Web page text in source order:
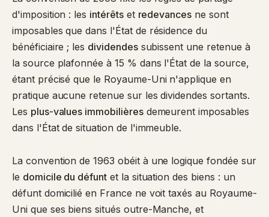
d'imposition : les intérêtset redevances ne sont
imposables que dans l'État de résidence du
bénéficiaire ; les dividendessubissent une retenue à
la source plafonnée à 15 % dans l'État de la source,
étant précisé que le Royaume-Uni n'applique en
pratique aucune retenue sur les dividendes sortants.
Les plus-values immobilièresdemeurent imposables
dans l'État de situation de l'immeuble.
La convention de 1963 obéit à une logique fondée sur
le domicile du défunt et la situation des biens : un
défunt domicilié en France ne voit taxés au Royaume-
Uni que ses biens situés outre-Manche, et